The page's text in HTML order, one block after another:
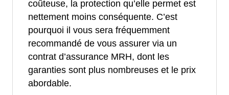
coûteuse, la protection qu’elle permet est
nettement moins conséquente. C’est
pourquoi il vous sera fréquemment
recommandé de vous assurer via un
contrat d’assurance MRH, dont les
garanties sont plus nombreuses et le prix
abordable.